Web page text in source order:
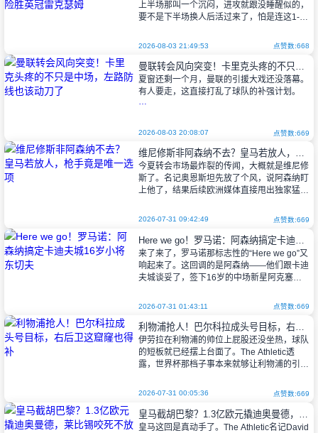
上半场那叫一个沉闷，进攻就跟没睡醒似的，
要不是下半场换人后活过来了，怕是连这1-0
跟你玩了对攻，还差点儿扳平——你说
2026-08-03 21:49:53 点赞数:668
夏窗还剩一个月，曼联的引援大戏还没落幕。
有人要走，这直接打乱了球队的补强计划。
红魔这个夏天砸了8500万英镑，搞定了
四笔买卖：中场来了安德烈·桑托斯和尤里·蒂
勒曼斯，门将位置补了卡尔·
2026-08-03 20:08:07 点赞数:669
维尼修斯非阿森纳不去？皇马若放人，枪手竟是唯一选项
今夏转会市场最炸裂的传闻，大概就是维尼修
斯了。名记奥恩斯坦先放了个风，说阿森纳盯
上他了，结果后续欧洲媒体直接甩出独家猛料
拢续约，今年夏天走人，那阿森纳就是他
2026-07-31 09:42:49 点赞数:669
来了来了，罗马诺那标志性的“Here we go”又
响起来了。这回调的是阿森纳——他们跟卡迪
夫城谈妥了，签下16岁的中场新星阿克塞尔·
说起来，这小孩可不
2026-07-31 01:43:11 点赞数:669
利物浦抢人！巴尔科拉成头号目标，右后卫这窟窿也得补
伊劳拉在利物浦的帅位上屁股还没坐热，球队
的短板就已经摆上台面了。The Athletic透
露，世界杯那档子事本来就够让利物浦的引援
意都得等到窗口尾声才动手。
2026-07-31 00:05:36 点赞数:669
皇马这回是真动手了。The Athletic名记David